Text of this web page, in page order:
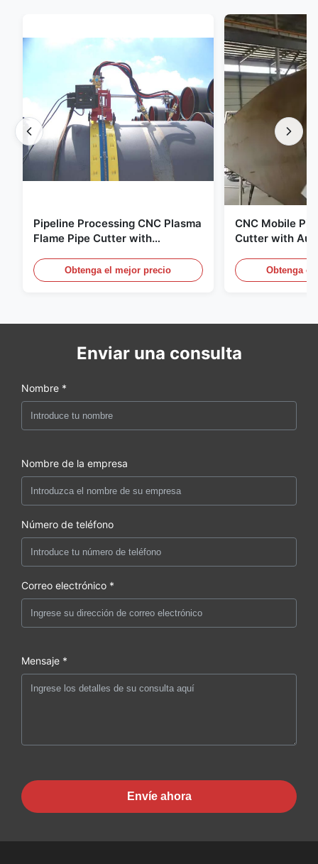
Pipeline Processing CNC Plasma
Flame Pipe Cutter with
DeviceObtenga el mejor precio
CNC Mobile
Cutter with
Obtenga el
Enviar una consulta
Nombre *
Nombre de la empresa
Número de teléfono
Correo electrónico *
Mensaje *
Envíe ahora